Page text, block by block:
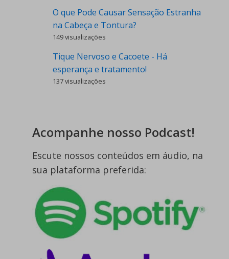
O que Pode Causar Sensação Estranha
na Cabeça e Tontura?
149 visualizações
Tique Nervoso e Cacoete - Há
esperança e tratamento!
137 visualizações
Acompanhe nosso Podcast!
Escute nossos conteúdos em áudio, na
sua plataforma preferida: